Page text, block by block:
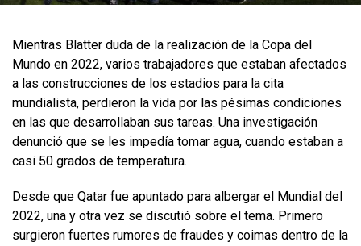
Mientras Blatter duda de la realización de la Copa del
Mundo en 2022, varios trabajadores que estaban afectados
a las construcciones de los estadios para la cita
mundialista, perdieron la vida por las pésimas condiciones
en las que desarrollaban sus tareas. Una investigación
denunció que se les impedía tomar agua, cuando estaban a
casi 50 grados de temperatura.
Desde que Qatar fue apuntado para albergar el Mundial del
2022, una y otra vez se discutió sobre el tema. Primero
surgieron fuertes rumores de fraudes y coimas dentro de la